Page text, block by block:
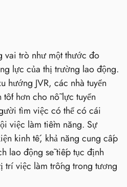
vai trò như một thước đo
lực của thị trường lao động.
hướng JVR, các nhà tuyển
hơn cho nỗ lực tuyển
tìm việc có thể có cái
việc làm tiềm năng. Sự
kinh tế, khả năng cung cấp
lao động sẽ tiếp tục định
trí việc làm trống trong tương